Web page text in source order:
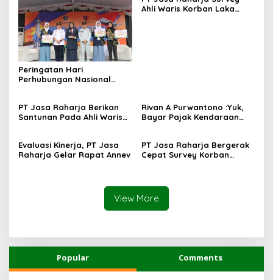
Peringatan Hari
Perhubungan Nasional
Ahli Waris Korban Laka
PT Jasa Raharja Berikan
Santunan Pada Ahli Waris
Rivan A Purwantono :Yuk,
Bayar Pajak Kendaraan
Evaluasi Kinerja, PT Jasa
Raharja Gelar Rapat Annev
PT Jasa Raharja Bergerak
Cepat Survey Korban
View More
Popular Comments